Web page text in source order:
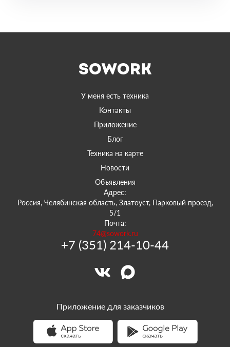
У меня есть техника
Контакты
Приложение
Блог
Техника на карте
Новости
Объявления
Адрес:
Россия, Челябинская область, Златоуст, Парковый проезд,
5/1
Почта:
74@sowork.ru
+7 (351) 214-10-44
Приложение для заказчиков